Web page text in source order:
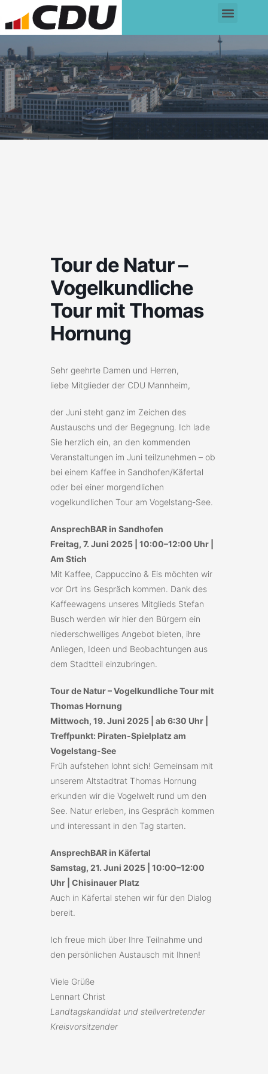
Tour de Natur –
Vogelkundliche
Tour mit Thomas
Hornung
Sehr geehrte Damen und Herren,
liebe Mitglieder der CDU Mannheim,
der Juni steht ganz im Zeichen des
Austauschs und der Begegnung. Ich lade
Sie herzlich ein, an den kommenden
Veranstaltungen im Juni teilzunehmen – ob
bei einem Kaffee in Sandhofen/Käfertal
oder bei einer morgendlichen
vogelkundlichen Tour am Vogelstang-See.
AnsprechBAR in Sandhofen
Freitag, 7. Juni 2025 | 10:00–12:00 Uhr |
Am Stich
Mit Kaffee, Cappuccino & Eis möchten wir
vor Ort ins Gespräch kommen. Dank des
Kaffeewagens unseres Mitglieds Stefan
Busch werden wir hier den Bürgern ein
niederschwelliges Angebot bieten, ihre
Anliegen, Ideen und Beobachtungen aus
dem Stadtteil einzubringen.
Tour de Natur – Vogelkundliche Tour mit
Thomas Hornung
Mittwoch, 19. Juni 2025 | ab 6:30 Uhr |
Treffpunkt: Piraten-Spielplatz am
Vogelstang-See
Früh aufstehen lohnt sich! Gemeinsam mit
unserem Altstadtrat Thomas Hornung
erkunden wir die Vogelwelt rund um den
See. Natur erleben, ins Gespräch kommen
und interessant in den Tag starten.
AnsprechBAR in Käfertal
Samstag, 21. Juni 2025 | 10:00–12:00
Uhr | Chisinauer Platz
Auch in Käfertal stehen wir für den Dialog
bereit.
Ich freue mich über Ihre Teilnahme und
den persönlichen Austausch mit Ihnen!
Viele Grüße
Lennart Christ
Landtagskandidat und stellvertretender
Kreisvorsitzender